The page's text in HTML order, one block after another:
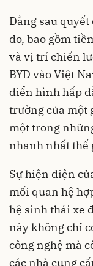
Đằng sau
do, bao gồm
và vị trí chiến
BYD vào Việt
điển hình hấp
trường của một
một trong
nhanh nhất thế
Sự hiện diện
mối quan hệ
hệ sinh thái xe
này không chỉ
công nghệ mà
các nhà cung